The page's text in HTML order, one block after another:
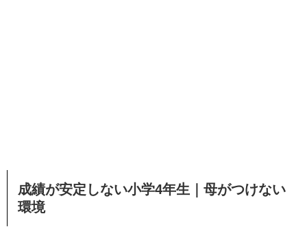
成績が安定しない小学4年生｜母がつけない
環境